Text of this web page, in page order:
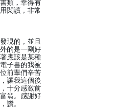
類，幸得有
閱讀，非常
現的，並且
的是—剛好
應該是某種
子書的我被
前輩們辛苦
讓我這個後
十分感激前
翁。感謝好
讚。